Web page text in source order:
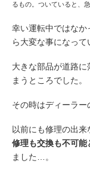
るもの。ついていると、
幸い運転中ではなか
ら大変な事になって
大きな部品が道路
まうところでした。
その時はディーラー
以前にも修理の出
修理も交換も不可能
ました…。